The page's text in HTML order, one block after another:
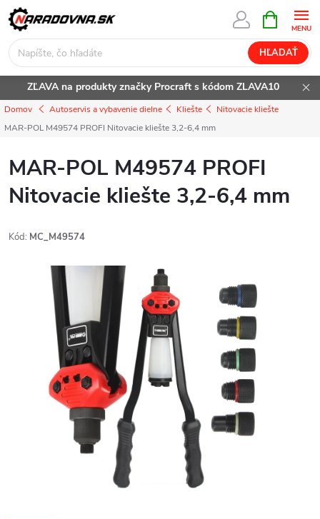
Prejsť
na
obsah
HĽADAŤ
KOŠÍK
ZĽAVA na produkty značky Procraft s kódom ZLAVA10
Domov Autoservis a vybavenie dielne Kliešte
Nitovacie kliešte
MAR-POL M49574 PROFI Nitovacie kliešte 3,2-6,4 mm
MAR-POL M49574 PROFI
Nitovacie kliešte 3,2-6,4 mm
Kód: MC_M49574